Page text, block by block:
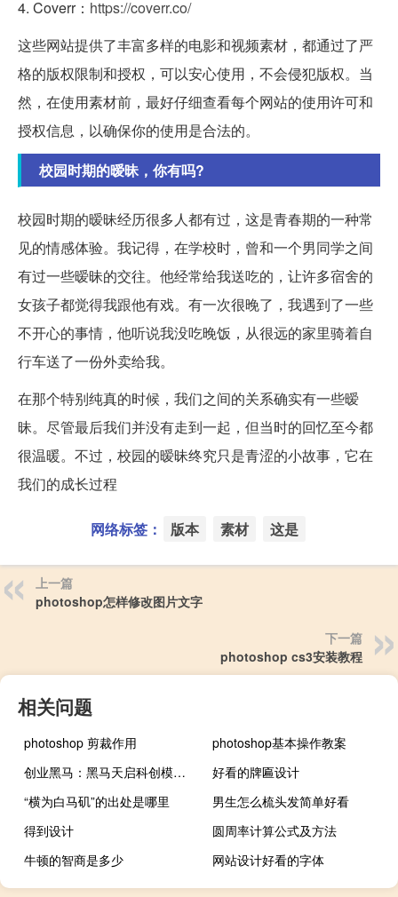
4. Coverr： https://coverr.co/
这些网站提供了丰富多样的电影和视频素材，都通过了严
格的版权限制和授权，可以安心使用，不会侵犯版权。当
然，在使用素材前，最好仔细查看每个网站的使用许可和
授权信息，以确保你的使用是合法的。
校园时期的暧昧，你有吗?
校园时期的暧昧经历很多人都有过，这是青春期的一种常
见的情感体验。我记得，在学校时，曾和一个男同学之间
有过一些暧昧的交往。他经常给我送吃的，让许多宿舍的
女孩子都觉得我跟他有戏。有一次很晚了，我遇到了一些
不开心的事情，他听说我没吃晚饭，从很远的家里骑着自
行车送了一份外卖给我。
在那个特别纯真的时候，我们之间的关系确实有一些暧
昧。尽管最后我们并没有走到一起，但当时的回忆至今都
很温暖。不过，校园的暧昧终究只是青涩的小故事，它在
我们的成长过程
网络标签： 版本 素材 这是
上一篇
photoshop怎样修改图片文字
下一篇
photoshop cs3安装教程
相关问题
photoshop 剪裁作用
photoshop基本操作教案
创业黑马：黑马天启科创模型预计9月底公测结束
好看的牌匾设计
“横为白马矶”的出处是哪里
男生怎么梳头发简单好看
得到设计
圆周率计算公式及方法
牛顿的智商是多少
网站设计好看的字体